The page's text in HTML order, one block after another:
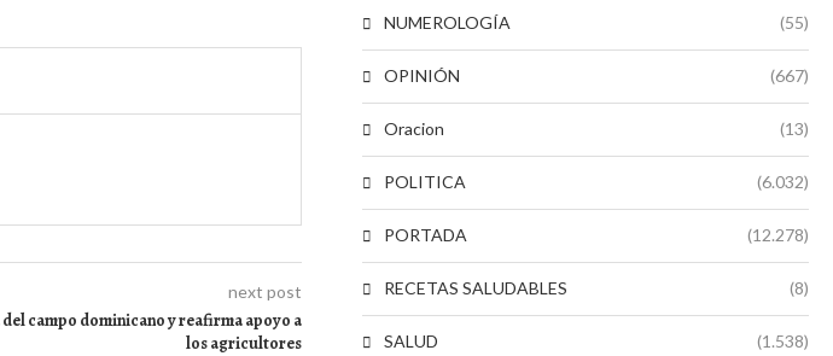
next post
campo dominicano y reafirma apoyo a
los agricultores
NUMEROLOGÍA (55)
OPINIÓN (667)
Oracion (13)
POLITICA (6.032)
PORTADA (12.278)
RECETAS SALUDABLES (8)
SALUD (1.538)